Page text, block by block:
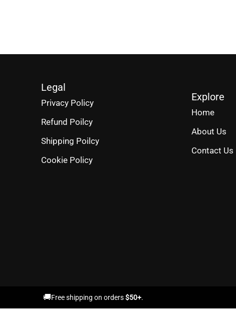
🚚Free shipping on orders$50+.
Legal
Privacy Policy
Refund Poilcy
Shipping Poilcy
Cookie Policy
Explore
Home
About Us
Contact Us